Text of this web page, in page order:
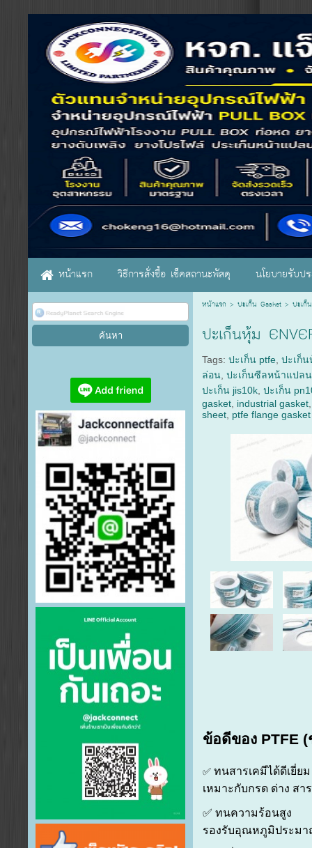
หน้าแรก วิธีการสั่งซื้อ เช็คสถานะพัสดุ นโยบายรับป
หน้าแรก > ปะเก็น Gasket> ปะเก็
ปะเก็นหุ้ม
Tags:ปะเก็น ptfe ,ปะเก็
ล่อน ,ปะเก็นซีลหน้าแปลน
ปะเก็น jis10k ,ปะเก็น
gasket industrial gasket
sheet ptfe flange gasket
ข้อดีของ PTFE
✅ ทนสารเคมีได้ดีเยี่ยม
เหมาะกับกรด ด่าง สา
✅ ทนความร้อนสูง
รองรับอุณหภูมิประมา